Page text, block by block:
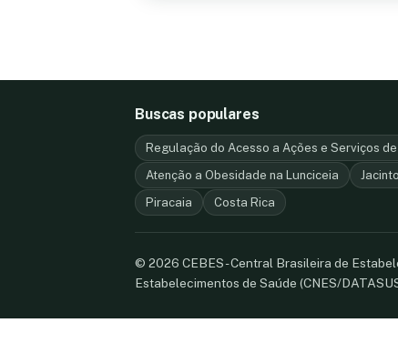
Buscas populares
Regulação do Acesso a Ações e Serviços
Atenção a Obesidade na Lunciceia
Piracaia
Costa Rica
© 2026 CEBES - Central Brasileira de
Estabelecimentos de Saúde (CNES/